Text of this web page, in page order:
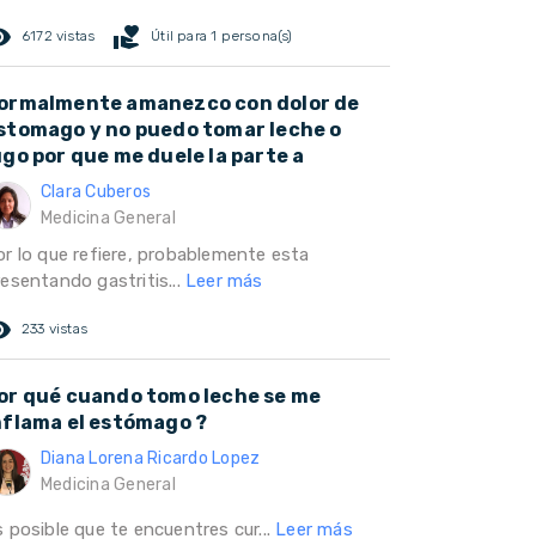
6172 vistas volunteer_activism Útil para 1 persona(s)
amanezco con dolor de
y no puedo tomar leche o
por que me duele la parte a
Clara Cuberos
Medicina General
lo que refiere, probablemente esta
gastritis... Leer más
233 vistas
qué cuando tomo leche se me
el estómago ?
Diana Lorena Ricardo Lopez
Medicina General
posible que te encuentres cur... Leer más